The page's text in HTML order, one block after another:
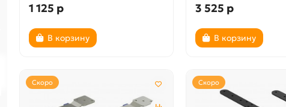
1 125 р
В корзину
3 525 р
В корзину
Скоро Скоро